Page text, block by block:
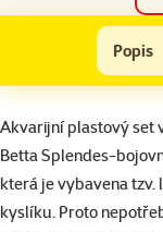
Akvárium MARINA Betta
Popis
Na začátek
Akvarijní plastový set
Betta Splendes-
která je vybavena tzv.
kyslíku. Proto